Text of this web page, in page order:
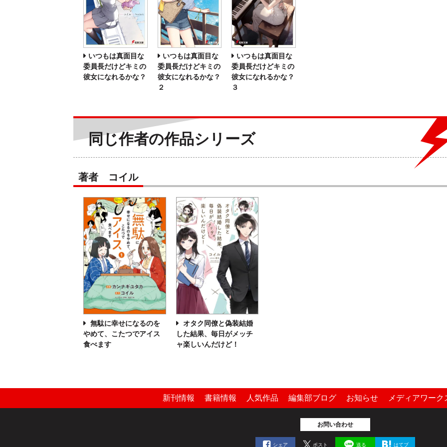
いつもは真面目な
委員長だけどキミの
彼女になれるかな？
いつもは真面目な
委員長だけどキミの
彼女になれるかな？
２
いつもは真面目な
委員長だけどキミの
彼女になれるかな？
３
同じ作者の作品シリーズ
著者 コイル
無駄に幸せになるのを
やめて、こたつでアイス
食べます
オタク同僚と偽装結婚
した結果、毎日がメッチ
ャ楽しいんだけど！
新刊情報 書籍情報 人気作品 編集部ブログ お知らせ メディアワーク
お問い合わせ
シェア ポスト 送る はてブ